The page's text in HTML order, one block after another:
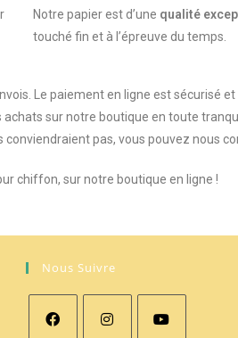
Notre papier est d’une qualité
touché fin et à l’épreuve du temps.
Le paiement en ligne est sécurisé
sur notre boutique en toute
conviendraient pas, vous pouvez nous
chiffon, sur notre boutique en ligne !
Nous Suivre